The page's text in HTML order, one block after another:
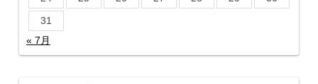
31
« 7月